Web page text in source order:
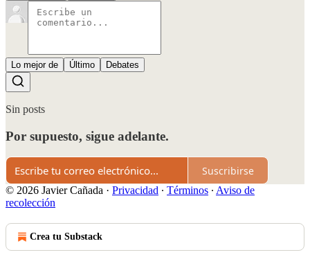
Lo mejor de Último Debates
Sin posts
Por supuesto, sigue adelante.
Suscribirse
© 2026 Javier Cañada · Privacidad ∙ Términos ∙ Aviso de
recolección
Crea tu Substack